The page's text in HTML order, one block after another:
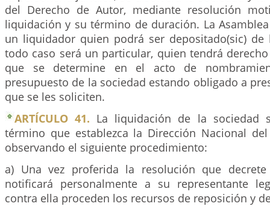
del Derecho de Autor, mediante resolución
liquidación y su término de duración. La
un liquidador quien podrá ser depositado(sic) de
todo caso será un particular, quien tendrá
que se determine en el acto de
presupuesto de la sociedad estando obligado a
que se les soliciten.
ARTÍCULO 41. La liquidación de la sociedad
término que establezca la Dirección Nacional
observando el siguiente procedimiento:
a) Una vez proferida la resolución que
notificará personalmente a su representante
contra ella proceden los recursos de reposición y